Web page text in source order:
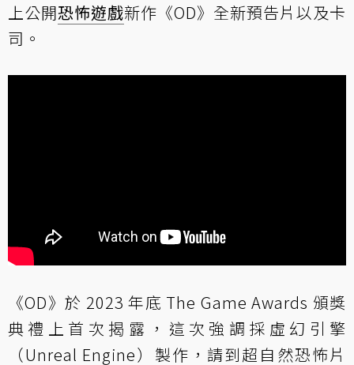
上公開恐怖遊戲新作《OD》全新預告片以及卡
司。
《OD》於 2023 年底 The Game Awards 頒獎
典禮上首次揭露，這次強調採虛幻引擎
（Unreal Engine）製作，請到超自然恐怖片